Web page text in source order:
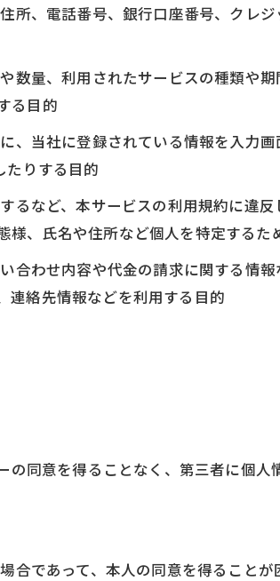
所、電話番号、銀行口座番号、クレ
数量、利用されたサービスの種類や
る目的
、当社に登録されている情報を入力
たりする目的
るなど、本サービスの利用規約に違
、氏名や住所など個人を特定するた
合わせ内容や代金の請求に関する情
連絡先情報などを利用する目的
同意を得ることなく、第三者に個
合であって、本人の同意を得ることが